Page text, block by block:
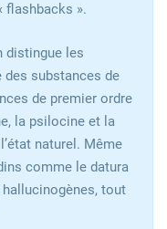
flashbacks ».
distingue les
des substances de
de premier ordre
la psilocine et la
naturel. Même
comme le datura
tout